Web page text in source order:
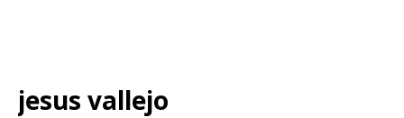
jesus vallejo